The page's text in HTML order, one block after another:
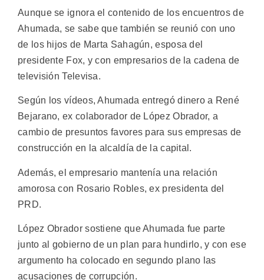
Aunque se ignora el contenido de los encuentros de
Ahumada, se sabe que también se reunió con uno
de los hijos de Marta Sahagún, esposa del
presidente Fox, y con empresarios de la cadena de
televisión Televisa.
Según los vídeos, Ahumada entregó dinero a René
Bejarano, ex colaborador de López Obrador, a
cambio de presuntos favores para sus empresas de
construcción en la alcaldía de la capital.
Además, el empresario mantenía una relación
amorosa con Rosario Robles, ex presidenta del
PRD.
López Obrador sostiene que Ahumada fue parte
junto al gobierno de un plan para hundirlo, y con ese
argumento ha colocado en segundo plano las
acusaciones de corrupción.